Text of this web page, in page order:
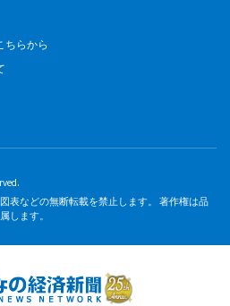
ちらから
表などの無断転載を禁止します。 著作権は品
します。